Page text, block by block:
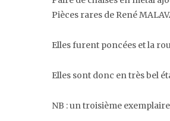
Pièces rares de René
Elles furent poncées et la
Elles sont donc en très bel
NB : un troisième